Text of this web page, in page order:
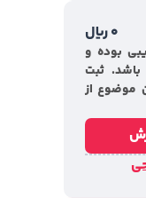
0ریال
بوده و
باشد. ثبت
موضوع از